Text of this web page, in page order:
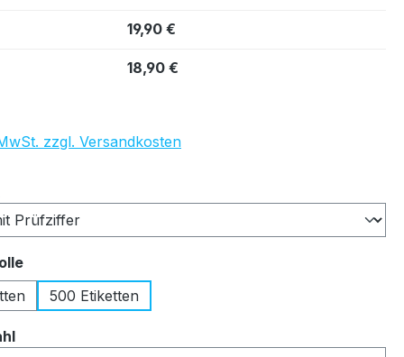
19,90 €
18,90 €
zzgl. Versandkosten
auswählen
500 Etiketten
auswählen